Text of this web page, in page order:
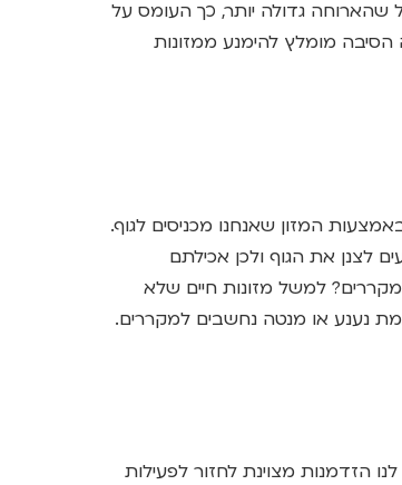
שהארוחה גדולה יותר, כך העומס על
מומלץ להימנע ממזונות
המזון שאנחנו מכניסים לגוף.
לצנן את הגוף ולכן אכילתם
למשל מזונות חיים שלא
נענע או מנטה נחשבים למקררים.
הזדמנות מצוינת לחזור לפעילות